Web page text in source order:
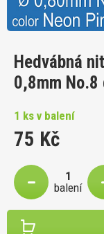
Hedvábná
0,8mm No.8
1 ks v balení
75 Kč
balení